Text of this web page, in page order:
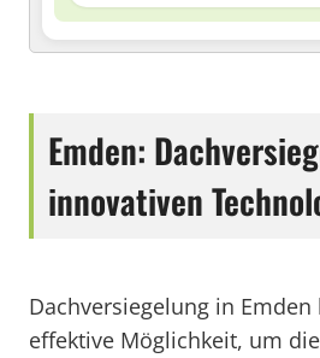
Emden:
innovativen
Dachversiegelung in
effektive Möglichkeit, um